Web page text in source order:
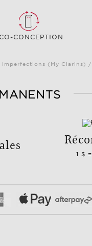
CONCEPTION
(My Clarins)
1 $